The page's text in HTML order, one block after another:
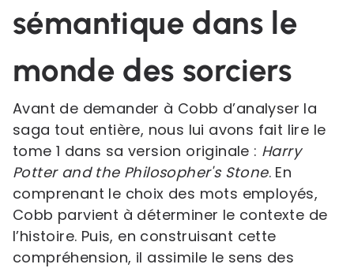
sémantique dans le
monde des sorciers
Avant de demander à Cobb d’analyser la
saga tout entière, nous lui avons fait lire le
tome 1 dans sa version originale : Harry
Potter and the Philosopher's Stone. En
comprenant le choix des mots employés,
Cobb parvient à déterminer le contexte de
l’histoire. Puis, en construisant cette
compréhension, il assimile le sens des